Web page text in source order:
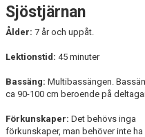
ANPASSAD SIMNING
SIMSKOLESPÅRET
MOTIONSSPÅRET
SMÅSTJÄRNETÄVLINGAR
Sjöstjärnan
Ålder: 7 år och uppåt.
Lektionstid: 45 minuter
Bassäng: Multibassängen.
ca 90-100 cm beroende på
Förkunskaper: Det behövs inga
förkunskaper, man behöver inte ha